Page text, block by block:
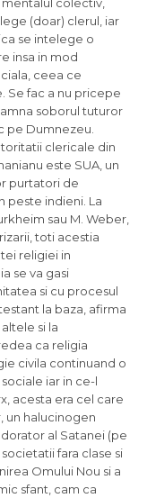
(doar) clerul, iar
se intelege o
insa in mod
ceea ce
Se fac a nu pricepe
soborul tuturor
pe Dumnezeu.
clericale din
este SUA, un
purtatori de
peste indieni. La
sau M. Weber,
toti acestia
religiei in
se va gasi
si cu procesul
la baza, afirma
si la
ca religia
civila continuand o
iar in ce-l
acesta era cel care
un halucinogen
al Satanei (pe
fara clase si
Omului Nou si a
sfant, cam ca